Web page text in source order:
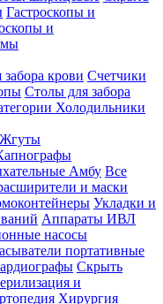
Гастроскопы и
и
забора крови Счетчики
Столы для забора
Холодильники
Жгуты
Амбу Все
и маски
Укладки и
Аппараты ИВЛ
насосы
портативные
Скрыть
и
Хирургия